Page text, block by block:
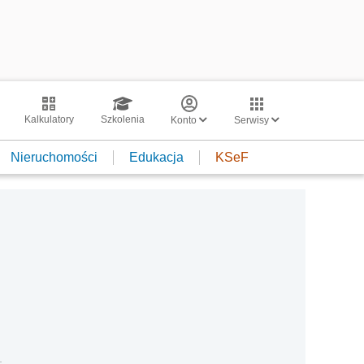
Kalkulatory Szkolenia Konto Serwisy
Nieruchomości Edukacja KSeF